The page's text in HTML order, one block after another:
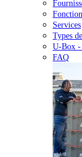
Services
Types
U-Box -
FAQ